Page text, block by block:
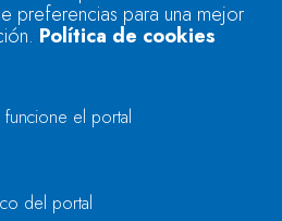
al cargar el campo
preferencias para una mejor
Política de cookies
el portal
del portal